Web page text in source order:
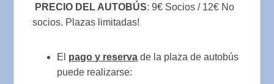
PRECIO DEL AUTOBÚS: 9€ Socios / 12€ No
socios. Plazas limitadas!
El pago y reserva de la plaza de autobús
puede realizarse: